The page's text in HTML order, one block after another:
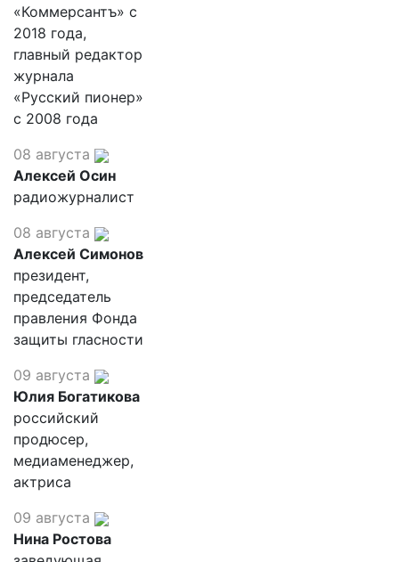
«Коммерсантъ» с
2018 года,
главный редактор
журнала
«Русский пионер»
с 2008 года
08 августа
Алексей Осин
радиожурналист
08 августа
Алексей Симонов
президент,
председатель
правления Фонда
защиты гласности
09 августа
Юлия Богатикова
российский
продюсер,
медиаменеджер,
актриса
09 августа
Нина Ростова